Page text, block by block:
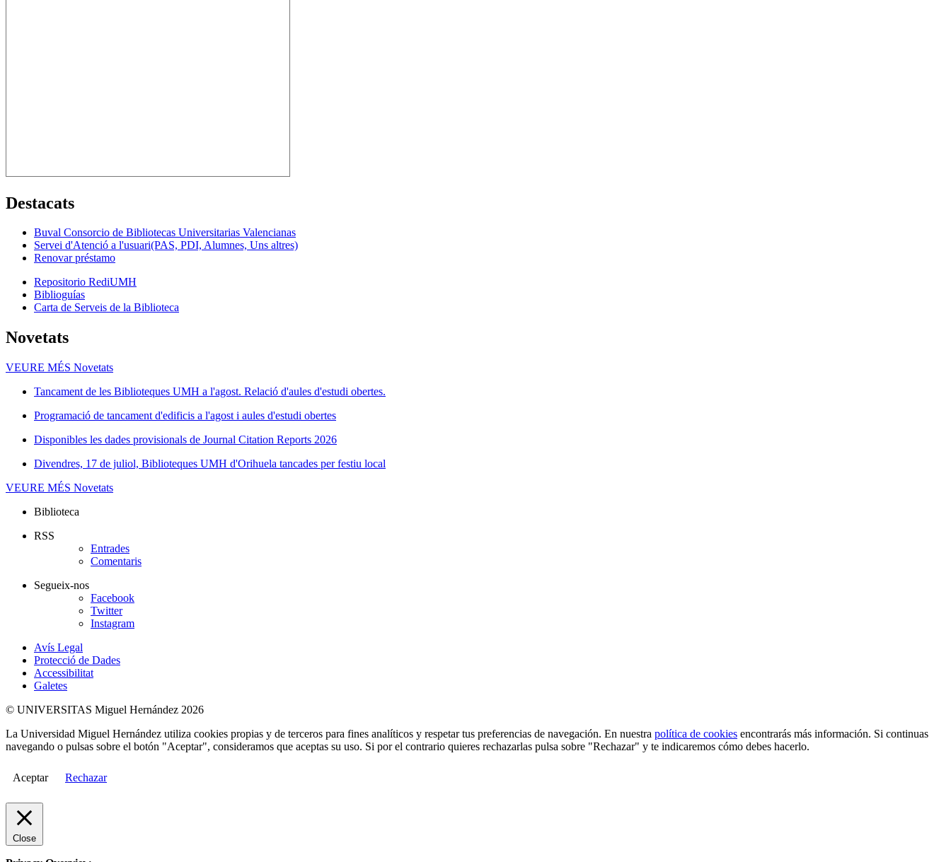
Destacats
Buval Consorcio de Bibliotecas Universitarias Valencianas
Servei d'Atenció a l'usuari(PAS, PDI, Alumnes, Uns altres)
Renovar préstamo
Repositorio RediUMH
Biblioguías
Carta de Serveis de la Biblioteca
Novetats
VEURE MÉS Novetats
Tancament de les Biblioteques UMH a l'agost. Relació d'aules d'estudi obertes.
Programació de tancament d'edificis a l'agost i aules d'estudi obertes
Disponibles les dades provisionals de Journal Citation Reports 2026
Divendres, 17 de juliol, Biblioteques UMH d'Orihuela tancades per festiu local
VEURE MÉS Novetats
Biblioteca
RSS
Entrades
Comentaris
Segueix-nos
Facebook
Twitter
Instagram
Avís Legal
Protecció de Dades
Accessibilitat
Galetes
© UNIVERSITAS Miguel Hernández 2026
La Universidad Miguel Hernández utiliza cookies propias y de terceros para fines analíticos y respetar tus preferencias de navegación. En nuestra política de cookies encontrarás más información. Si continuas
navegando o pulsas sobre el botón "Aceptar", consideramos que aceptas su uso. Si por el contrario quieres rechazarlas pulsa sobre "Rechazar" y te indicaremos cómo debes hacerlo.
Aceptar Rechazar
Close